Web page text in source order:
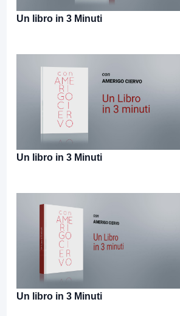
Un libro in 3 Minuti
Un libro in 3 Minuti
Un libro in 3 Minuti